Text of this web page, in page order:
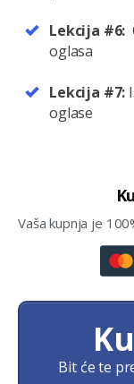
Lekcija #6:
oglasa
Lekcija #7:
oglase
Vaša kupnja je
Bit će te